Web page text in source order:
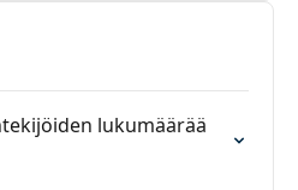
lukumäärää